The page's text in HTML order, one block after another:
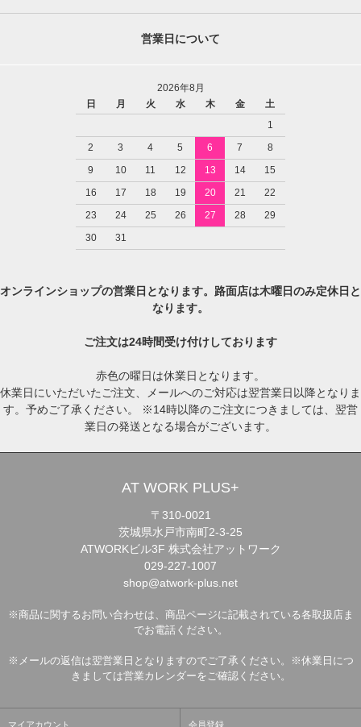
営業日について
2026年8月
日
月 火 水 木 金
土
1
2
3 4 5 6 7
8
9
10 11 12 13 14
15
16
17 18 19 20 21
22
23
24 25 26 27 28
29
30
31
オンラインショップの営業日となります。路面店は木曜日のみ定休日と
なります。
ご注文は24時間受け付けしております
赤色の曜日は休業日となります。
休業日にいただいたご注文、メールへのご対応は翌営業日以降となりま
す。予めご了承ください。 ※14時以降のご注文につきましては、翌営
業日の発送となる場合がございます。
AT WORK PLUS+
〒310-0021
茨城県水戸市南町2-3-25
ATWORKビル3F 株式会社アットワーク
029-227-1007
shop@atwork-plus.net
※商品に関するお問い合わせは、商品ページに記載されている各取扱店ま
でお電話ください。
※メールの返信は翌営業日となりますのでご了承ください。※休業日につ
きましては営業カレンダーをご確認ください。
マイアカウント 会員登録